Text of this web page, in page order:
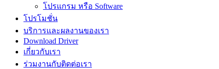
โปรแกรม หรือ Software
โปรโมชั่น
บริการและผลงานของเรา
Download Driver
เกี่ยวกับเรา
ร่วมงานกับติดต่อเรา